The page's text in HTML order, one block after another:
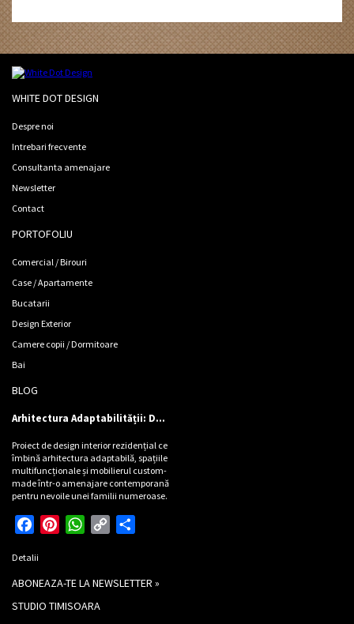
WHITE DOT DESIGN
Despre noi
Intrebari frecvente
Consultanta amenajare
Newsletter
Contact
PORTOFOLIU
Comercial / Birouri
Case / Apartamente
Bucatarii
Design Exterior
Camere copii / Dormitoare
Bai
BLOG
Arhitectura Adaptabilității: Design de locuință pentru Cinci Personalități
Proiect de design interior rezidențial ce
îmbină arhitectura adaptabilă, spațiile
multifuncționale și mobilierul custom-
made într-o amenajare contemporană
pentru nevoile unei familii numeroase.
FacebookPinterestWhatsApp
Copy
Detalii
ABONEAZA-TE LA NEWSLETTER »
STUDIO TIMISOARA